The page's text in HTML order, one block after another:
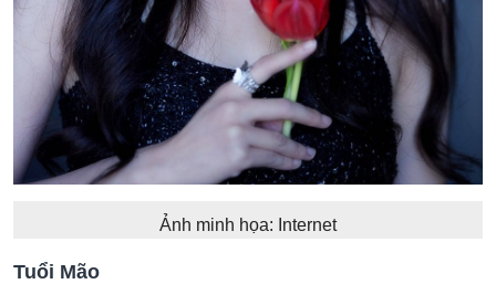
Ảnh minh họa: Internet
Tuổi Mão